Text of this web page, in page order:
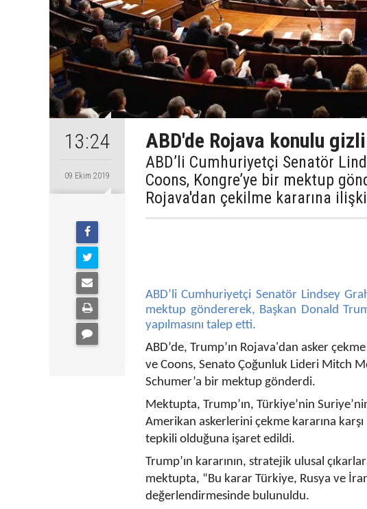
13:24
09 Ekim 2019
ABD'de Rojava konulu
ABD’li Cumhuriyetçi Senatör
Coons, Kongre’ye bir mektup
Rojava'dan çekilme kararına
ABD’li Cumhuriyetçi Senatör Lindsey
mektup göndererek, Başkan Donald
yapılmasını talep etti.
ABD’de, Trump’ın Rojava'dan asker
ve Coons, Senato Çoğunluk Lideri Mitch
Schumer’a bir mektup gönderdi.
Mektupta, Trump’ın, Türkiye’nin
Amerikan askerlerini çekme kararına
tepkili olduğuna işaret edildi.
Trump’ın kararının, stratejik ulusal
mektupta, “Bu karar Türkiye, Rusya ve
değerlendirmesinde bulunuldu.